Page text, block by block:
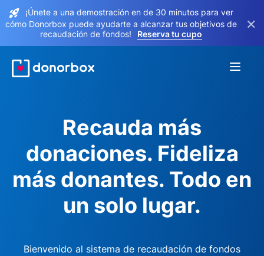
¡Únete a una demostración en de 30 minutos para ver
cómo Donorbox puede ayudarte a alcanzar tus objetivos de
recaudación de fondos!
Reserva tu cupo
×
Recauda más
donaciones. Fideliza
más donantes. Todo en
un solo lugar.
Bienvenido al sistema de recaudación de fondos